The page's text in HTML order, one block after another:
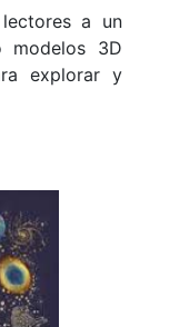
a un
modelos 3D
explorar y